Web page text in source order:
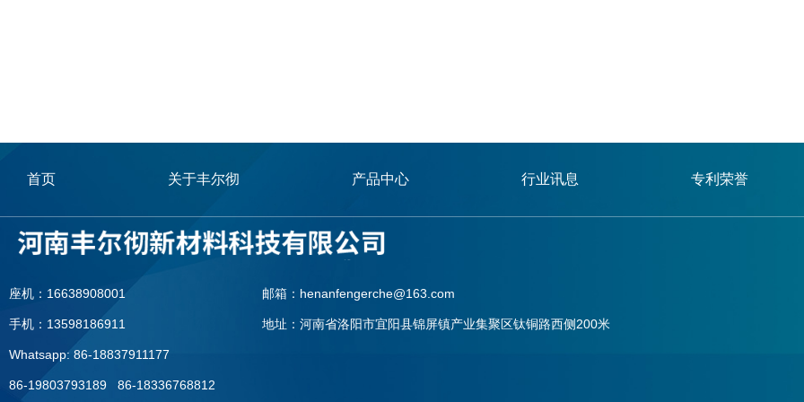
首页 关于丰尔彻 产品中心 行业讯息 专利荣誉
座机：16638908001
手机：13598186911
Whatsapp: 86-18837911177
86-19803793189 86-18336768812
邮箱：henanfengerche@163.com
地址：河南省洛阳市宜阳县锦屏镇产业集聚区钛铜路西侧200米